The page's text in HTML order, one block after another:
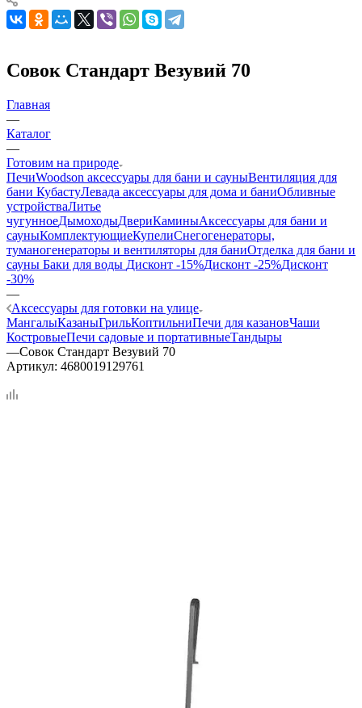
Совок Стандарт Везувий 70
Главная
—
Каталог
—
Готовим на природе
ПечиWoodson аксессуары для бани и сауныВентиляция для
бани КубастуЛевада аксессуары для дома и баниОбливные
устройстваЛитье
чугунноеДымоходыДвериКаминыАксессуары для бани и
сауныКомплектующиеКупелиСнегогенераторы,
туманогенераторы и вентиляторы для баниОтделка для бани и
сауны Баки для воды Дисконт -15%Дисконт -25%Дисконт
-30%
—
Аксессуары для готовки на улице
МангалыКазаныГрильКоптильниПечи для казановЧаши
КостровыеПечи садовые и портативныеТандыры
—Совок Стандарт Везувий 70
Артикул: 4680019129761